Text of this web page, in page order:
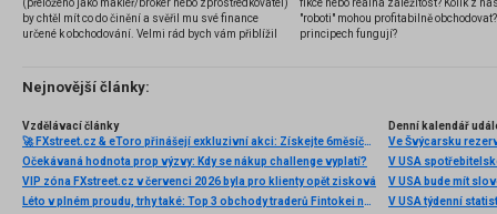
(přeloženo jako makléř/broker nebo zprostředkovatel)
by chtěl mít co do činění a svěřil mu své finance
určené k obchodování. Velmi rád bych vám přiblížil
několik příkladů nejznámějších z nich.
fikce nebo reálná záležitost? Kolik z
"roboti" mohou profitabilně
principech fungují?
Nejnovější články:
Vzdělávací články
🚀 FXstreet.cz & eToro přinášejí exkluzivní akci: Získejte 6měsíční členství ve VIP zóně ZDARMA
Očekávaná hodnota prop výzvy: Kdy se nákup challenge vyplatí?
VIP zóna FXstreet.cz v červenci 2026 byla pro klienty opět zisková
Léto v plném proudu, trhy také: Top 3 obchody traderů Fintokei na indexech a zlatě
Denní kalendář
Ve Švýcarsku
V USA
V USA bude mít
V USA týdenní